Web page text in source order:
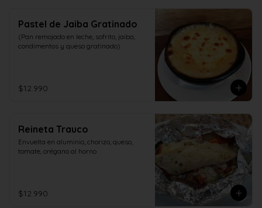
Pastel de Jaiba Gratinado
(Pan remojado en leche, sofrito, jaiba,
condimentos y queso gratinado)
$12.990
Reineta Trauco
Envuelta en aluminio, chorizo, queso,
tomate, orégano al horno
$12.990